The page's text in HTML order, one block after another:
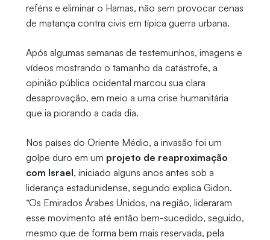
reféns e eliminar o Hamas, não sem provocar cenas
de matança contra civis em típica guerra urbana.
Após algumas semanas de testemunhos, imagens e
vídeos mostrando o tamanho da catástrofe, a
opinião pública ocidental marcou sua clara
desaprovação, em meio a uma crise humanitária
que ia piorando a cada dia.
Nos países do Oriente Médio, a invasão foi um
golpe duro em um projeto de reaproximação
com Israel, iniciado alguns anos antes sob a
liderança estadunidense, segundo explica Gidon.
“Os Emirados Árabes Unidos, na região, lideraram
esse movimento até então bem-sucedido, seguido,
mesmo que de forma bem mais reservada, pela